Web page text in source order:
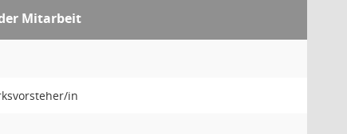
Mitarbeit
in